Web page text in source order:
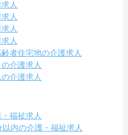
人
人
人
人
者住宅地の介護求人
介護求人
介護求人
福祉求人
内の介護・福祉求人